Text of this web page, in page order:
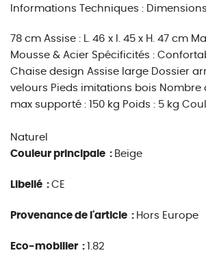
Informations Techniques : Dimensions
78 cm Assise : L. 46 x l. 45 x H. 47 cm
Mousse & Acier Spécificités :
Chaise design Assise large Dossier
velours Pieds imitations bois Nombre
max supporté : 150 kg Poids : 5 kg
Naturel
Couleur principale : Beige
Libellé : CE
Provenance de l'article : Hors Europe
Eco-mobilier : 1.82